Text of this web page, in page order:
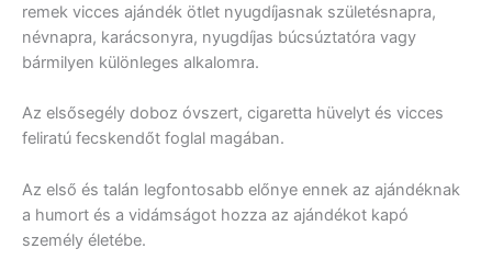
remek vicces ajándék ötlet nyugdíjasnak születésnapra,
névnapra, karácsonyra, nyugdíjas búcsúztatóra vagy
bármilyen különleges alkalomra.
Az elsősegély doboz óvszert, cigaretta hüvelyt és vicces
feliratú fecskendőt foglal magában.
Az első és talán legfontosabb előnye ennek az ajándéknak
a humort és a vidámságot hozza az ajándékot kapó
személy életébe.